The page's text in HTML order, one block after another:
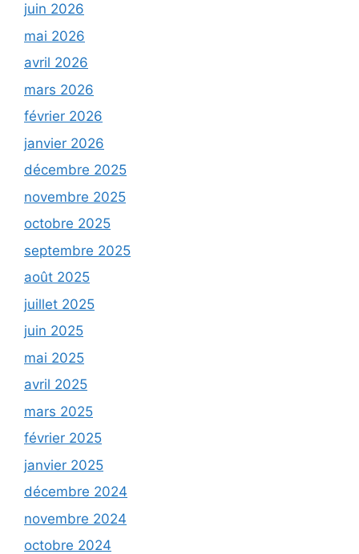
juin 2026
mai 2026
avril 2026
mars 2026
février 2026
janvier 2026
décembre 2025
novembre 2025
octobre 2025
septembre 2025
août 2025
juillet 2025
juin 2025
mai 2025
avril 2025
mars 2025
février 2025
janvier 2025
décembre 2024
novembre 2024
octobre 2024